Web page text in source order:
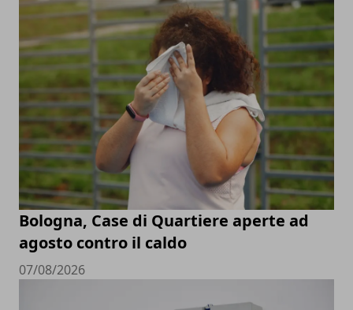
Bologna, Case di Quartiere aperte ad
agosto contro il caldo
07/08/2026